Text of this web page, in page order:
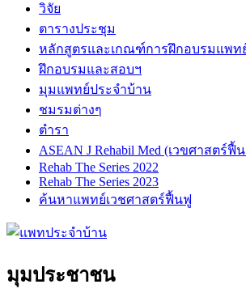
วิจัย
ตารางประชุม
หลักสูตรและเกณฑ์การฝึกอบรมแพท
ฝึกอบรมและสอบฯ
มุมแพทย์ประจำบ้าน
ชมรมต่างๆ
ตำรา
ASEAN J Rehabil Med (เวขศาสตร์ฟื้
Rehab The Series 2022
Rehab The Series 2023
ค้นหาแพทย์เวชศาสตร์ฟื้นฟู
มุมประชาชน